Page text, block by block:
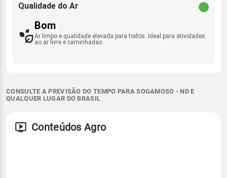
Qualidade do Ar
Bom
Ar limpo e qualidade elevada para todos. Ideal para atividades
ao ar livre e caminhadas.
CONSULTE A PREVISÃO DO TEMPO PARA SOGAMOSO - ND E
QUALQUER LUGAR DO BRASIL
Conteúdos Agro